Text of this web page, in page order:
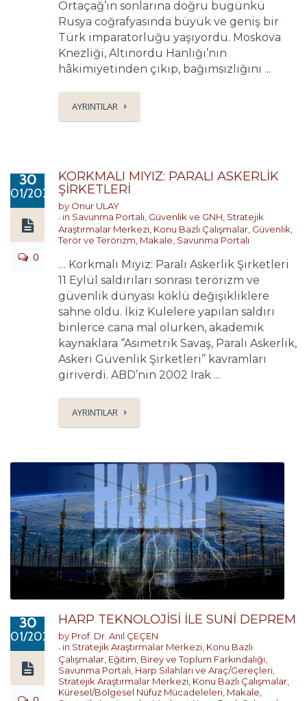
Ortaçağ’ın sonlarına doğru bugünkü
Rusya coğrafyasında büyük ve geniş bir
Türk imparatorluğu yaşıyordu. Moskova
Knezliği, Altınordu Hanlığı’nın
hâkimiyetinden çıkıp, bağımsızlığını ...
AYRINTILAR
30
01/2020
0
KORKMALI MIYIZ: PARALI ASKERLİK
ŞİRKETLERİ
by Onur ULAY
in Savunma Portalı Güvenlik ve GNH Stratejik
Araştırmalar Merkezi Konu Bazlı Çalışmalar Güvenlik,
Terör ve Terörizm Makale Savunma Portalı
… Korkmalı Mıyız: Paralı Askerlik Şirketleri
11 Eylül saldırıları sonrası terörizm ve
güvenlik dünyası köklü değişikliklere
sahne oldu. İkiz Kulelere yapılan saldırı
binlerce cana mal olurken, akademik
kaynaklara ‘’Asimetrik Savaş, Paralı Askerlik,
Askeri Güvenlik Şirketleri’’ kavramları
giriverdi. ABD’nin 2002 Irak ...
AYRINTILAR
30
01/2020
HARP TEKNOLOJİSİ İLE SUNİ DEPREM
by Prof. Dr. Anıl ÇEÇEN
in Stratejik Araştırmalar Merkezi Konu Bazlı
Çalışmalar Eğitim, Birey ve Toplum Farkındalığı
Savunma Portalı Harp Silahları ve Araç/Gereçleri
Stratejik Araştırmalar Merkezi Konu Bazlı Çalışmalar
Küresel/Bölgesel Nüfuz Mücadeleleri Makale